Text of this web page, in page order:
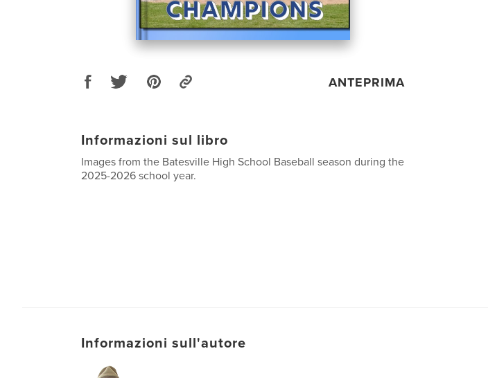
ANTEPRIMA
Informazioni sul libro
Images from the Batesville High School Baseball season during the
2025-2026 school year.
Informazioni sull'autore